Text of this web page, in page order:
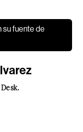
su fuente de